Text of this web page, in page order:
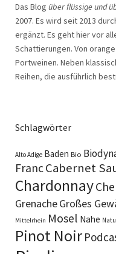
Das Blog über flüssige und
2007. Es wird seit 2013
ergänzt. Es geht hier vor
Schattierungen. Von
Portweinen. Neben
Reihen, die ausführlich
Schlagwörter
Alto Adige Baden Bio
FrancCabernet
Chardonnay
GrenacheGroßes
Mittelrhein Mosel Nahe
Pinot Noir